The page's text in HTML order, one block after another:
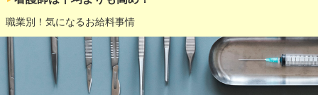
職業別！気になるお給料事情